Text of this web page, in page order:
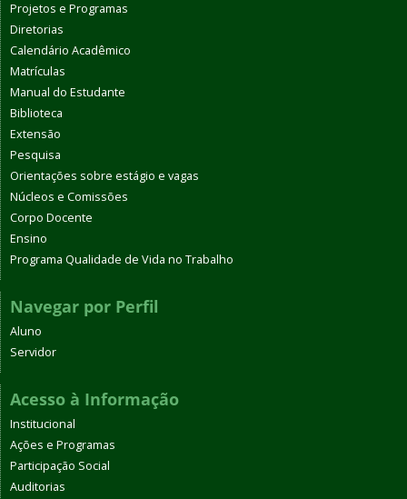
Projetos e Programas
Diretorias
Calendário Acadêmico
Matrículas
Manual do Estudante
Biblioteca
Extensão
Pesquisa
Orientações sobre estágio e vagas
Núcleos e Comissões
Corpo Docente
Ensino
Programa Qualidade de Vida no Trabalho
Navegar por Perfil
Aluno
Servidor
Acesso à Informação
Institucional
Ações e Programas
Participação Social
Auditorias